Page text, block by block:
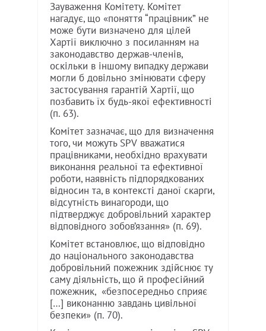
Зауваження Комітету. Комітет
нагадує, що «поняття “працівник” не
може бути визначено для цілей
Хартії виключно з посиланням на
законодавство держав-членів,
оскільки в іншому випадку держави
могли б довільно змінювати сферу
застосування гарантій Хартії, що
позбавить їх будь-якої ефективності
(п. 63).
Комітет зазначає, що для визначення
того, чи можуть SPV вважатися
працівниками, необхідно врахувати
виконання реальної та ефективної
роботи, наявність підпорядкованих
відносин та, в контексті даної скарги,
відсутність винагороди, що
підтверджує добровільний характер
відповідного зобов’язання» (п. 69).
Комітет встановлює, що відповідно
до національного законодавства
добровільний пожежник здійснює ту
саму діяльність, що й професійний
пожежник, «безпосередньо сприяє
[…] виконанню завдань цивільної
безпеки» (п. 70).